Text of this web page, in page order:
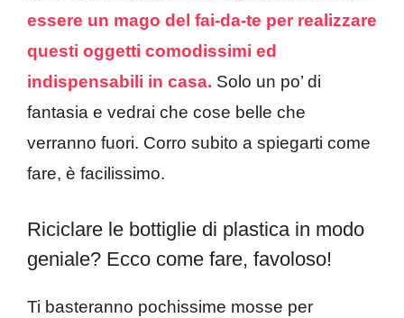
essere un mago del fai-da-te per realizzare
questi oggetti comodissimi ed
indispensabili in casa. Solo un po’ di
fantasia e vedrai che cose belle che
verranno fuori. Corro subito a spiegarti come
fare, è facilissimo.
Riciclare le bottiglie di plastica in modo
geniale? Ecco come fare, favoloso!
Ti basteranno pochissime mosse per